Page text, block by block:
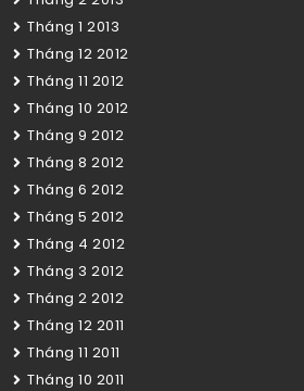
Tháng 1 2013
Tháng 12 2012
Tháng 11 2012
Tháng 10 2012
Tháng 9 2012
Tháng 8 2012
Tháng 6 2012
Tháng 5 2012
Tháng 4 2012
Tháng 3 2012
Tháng 2 2012
Tháng 12 2011
Tháng 11 2011
Tháng 10 2011